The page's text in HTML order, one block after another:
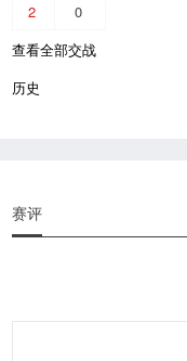
2
0
查看全部交战
历史
赛评